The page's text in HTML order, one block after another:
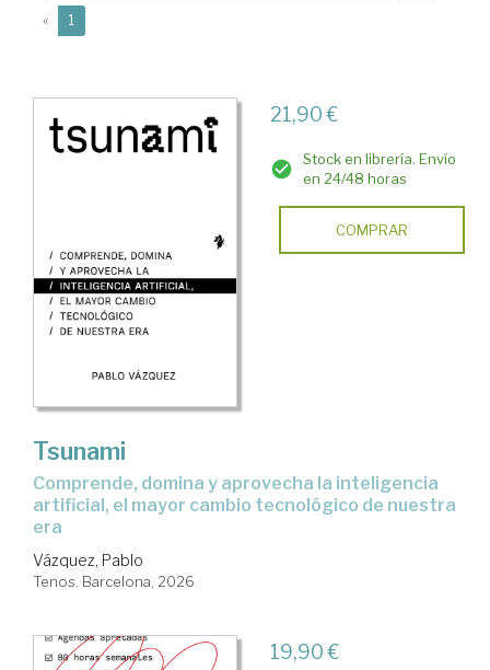
« 1
21,90 €
Stock en librería. Envío
en 24/48 horas
COMPRAR
Tsunami
Comprende, domina y aprovecha la inteligencia
artificial, el mayor cambio tecnológico de nuestra
era
Vázquez, Pablo
Tenos. Barcelona, 2026
19,90 €